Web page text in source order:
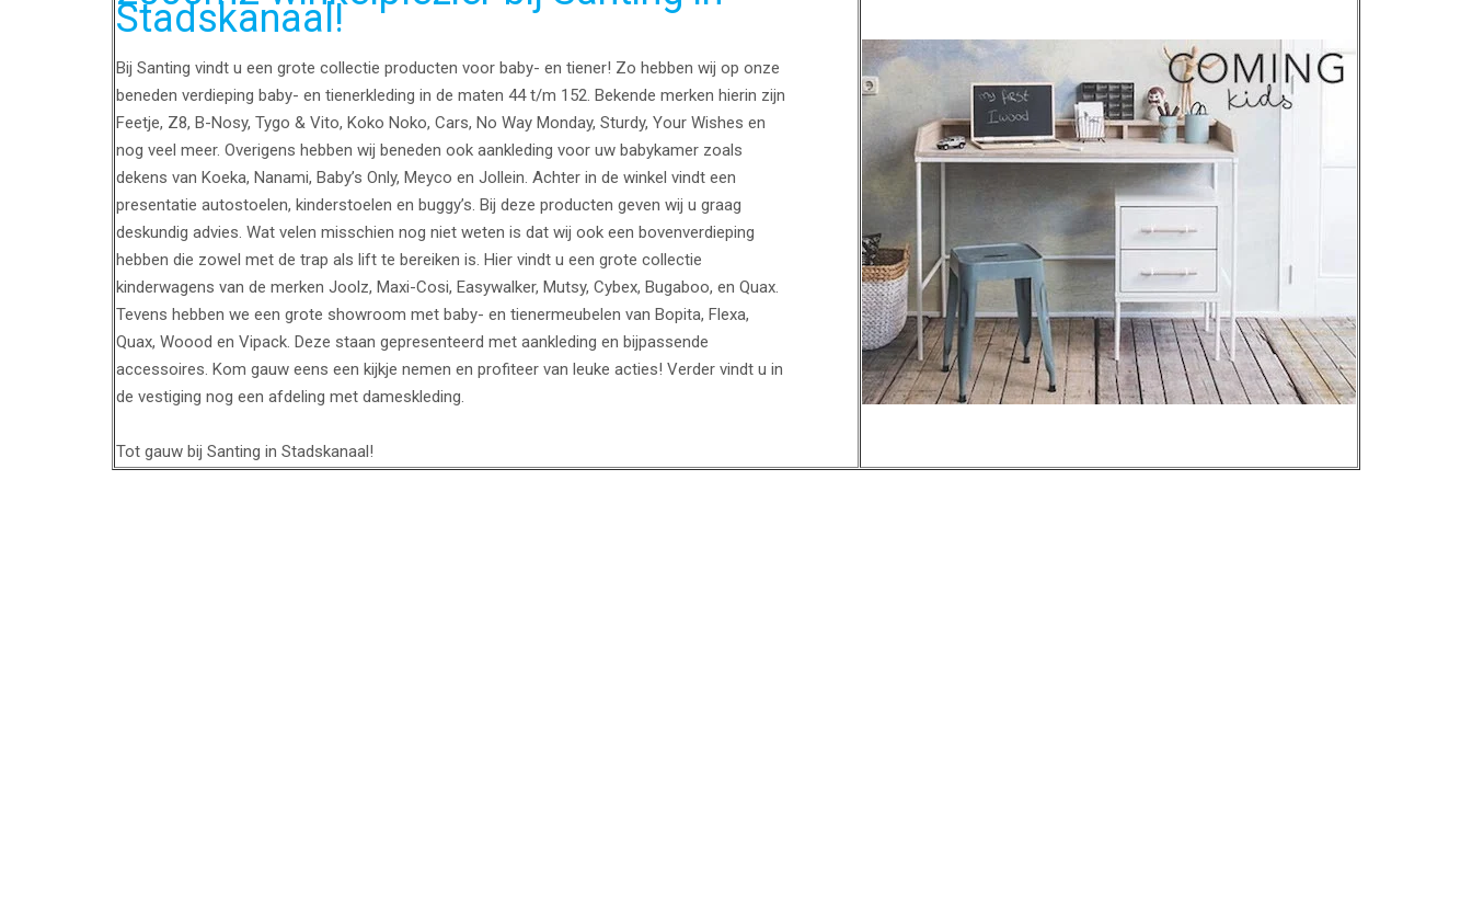
Stadskanaal!
Bij Santing vindt u een grote collectie producten voor baby- en tiener! Zo hebben wij op onze
beneden verdieping baby- en tienerkleding in de maten 44 t/m 152. Bekende merken hierin zijn
Feetje, Z8, B-Nosy, Tygo & Vito, Koko Noko, Cars, No Way Monday, Sturdy, Your Wishes en
nog veel meer. Overigens hebben wij beneden ook aankleding voor uw babykamer zoals
dekens van Koeka, Nanami, Baby’s Only, Meyco en Jollein. Achter in de winkel vindt een
presentatie autostoelen, kinderstoelen en buggy’s. Bij deze producten geven wij u graag
deskundig advies. Wat velen misschien nog niet weten is dat wij ook een bovenverdieping
hebben die zowel met de trap als lift te bereiken is. Hier vindt u een grote collectie
kinderwagens van de merken Joolz, Maxi-Cosi, Easywalker, Mutsy, Cybex, Bugaboo, en Quax.
Tevens hebben we een grote showroom met baby- en tienermeubelen van Bopita, Flexa,
Quax, Woood en Vipack. Deze staan gepresenteerd met aankleding en bijpassende
accessoires. Kom gauw eens een kijkje nemen en profiteer van leuke acties! Verder vindt u in
de vestiging nog een afdeling met dameskleding.
Tot gauw bij Santing in Stadskanaal!